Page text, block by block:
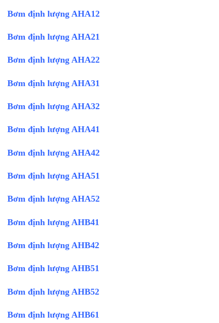
Bơm định lượng AHA12
Bơm định lượng AHA21
Bơm định lượng AHA22
Bơm định lượng AHA31
Bơm định lượng AHA32
Bơm định lượng AHA41
Bơm định lượng AHA42
Bơm định lượng AHA51
Bơm định lượng AHA52
Bơm định lượng AHB41
Bơm định lượng AHB42
Bơm định lượng AHB51
Bơm định lượng AHB52
Bơm định lượng AHB61